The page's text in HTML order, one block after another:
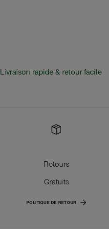
Livraison rapide & retour facile
Retours
Gratuits
POLITIQUE DE RETOUR